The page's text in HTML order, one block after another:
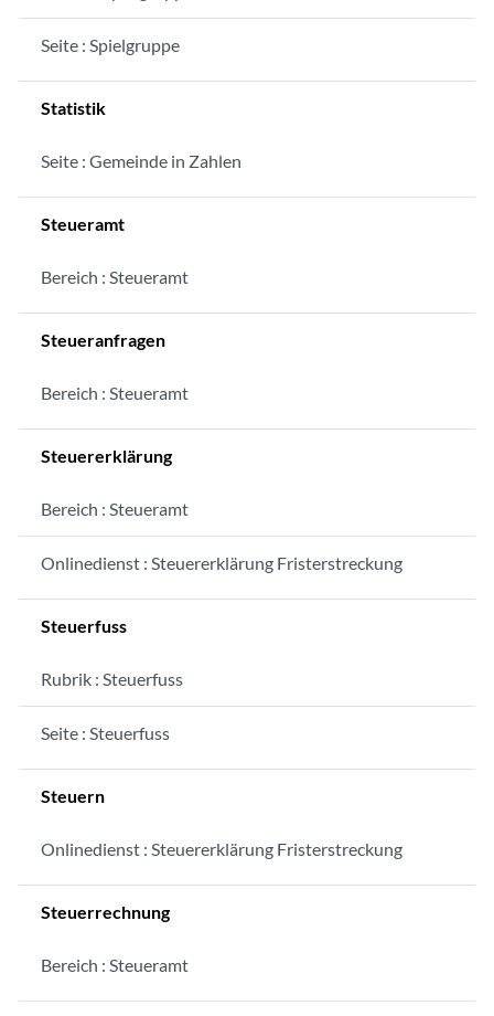
Seite : Spielgruppe
Statistik
Seite : Gemeinde in Zahlen
Steueramt
Bereich : Steueramt
Steueranfragen
Bereich : Steueramt
Steuererklärung
Bereich : Steueramt
Onlinedienst : Steuererklärung Fristerstreckung
Steuerfuss
Rubrik : Steuerfuss
Seite : Steuerfuss
Steuern
Onlinedienst : Steuererklärung Fristerstreckung
Steuerrechnung
Bereich : Steueramt